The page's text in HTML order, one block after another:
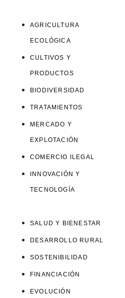
AGRICULTURA
ECOLÓGICA
CULTIVOS Y
PRODUCTOS
BIODIVERSIDAD
TRATAMIENTOS
MERCADO Y
EXPLOTACIÓN
COMERCIO ILEGAL
INNOVACIÓN Y
TECNOLOGÍA
SALUD Y BIENESTAR
DESARROLLO RURAL
SOSTENIBILIDAD
FINANCIACIÓN
EVOLUCIÓN